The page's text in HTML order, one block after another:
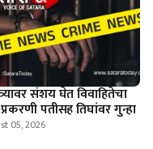
संशय घेत विवाहितेचा
पतीसह तिघांवर गुन्हा
05, 2026